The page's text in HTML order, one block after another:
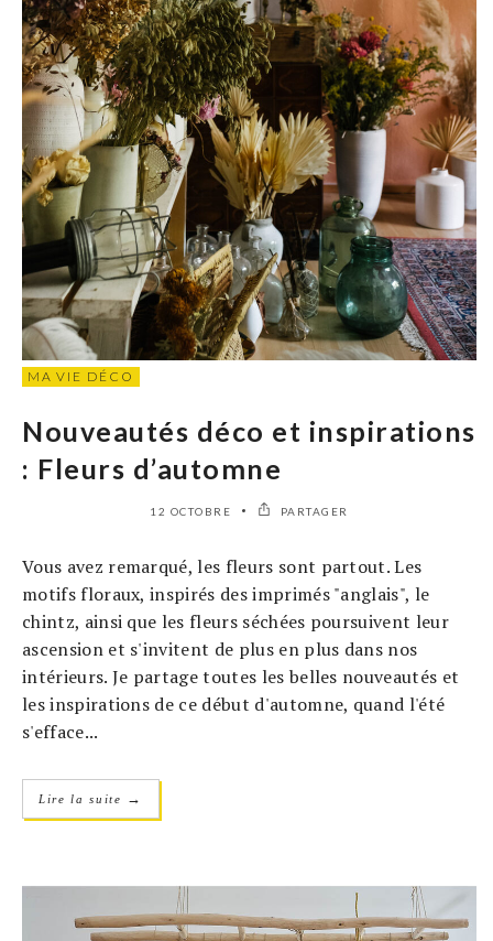
MA VIE DÉCO
Nouveautés déco et inspirations
: Fleurs d’automne
12 OCTOBRE PARTAGER
Vous avez remarqué, les fleurs sont partout. Les
motifs floraux, inspirés des imprimés "anglais", le
chintz, ainsi que les fleurs séchées poursuivent leur
ascension et s'invitent de plus en plus dans nos
intérieurs. Je partage toutes les belles nouveautés et
les inspirations de ce début d'automne, quand l'été
s'efface...
Lire la suite →